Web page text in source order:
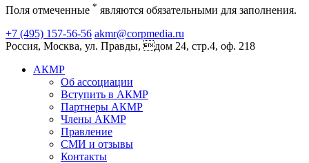
Поля отмеченные * являются обязательными для заполнения.
+7 (495) 157-56-56 akmr@corpmedia.ru
Россия, Москва, ул. Правды, дом 24, стр.4, оф. 218
АКМР
Об ассоциации
Вступить в АКМР
Партнеры АКМР
Члены АКМР
Правление
СМИ и отзывы
Контакты